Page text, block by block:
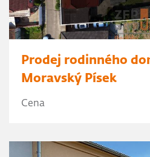
Prodej rodinného
Moravský Písek
Cena